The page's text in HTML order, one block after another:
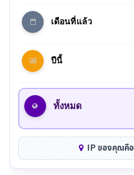
เดือนที่แล้ว
ปีนี้
ทั้งหมด
IP ของคุณคือ